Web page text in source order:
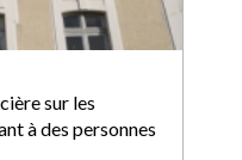
sur les
à des personnes